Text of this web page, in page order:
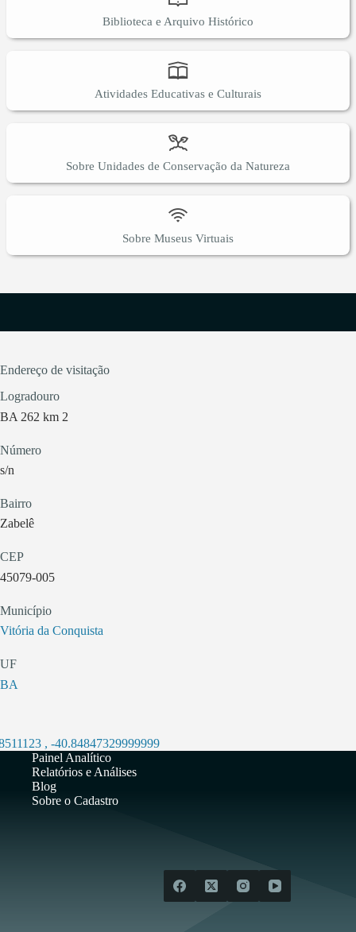
Biblioteca e Arquivo Histórico
Atividades Educativas e Culturais
Sobre Unidades de Conservação da Natureza
Sobre Museus Virtuais
Endereço de visitação
Logradouro
BA 262 km 2
Número
s/n
Bairro
Zabelê
CEP
45079-005
Município
Vitória da Conquista
UF
BA
, -40.84847329999999
Painel Analítico
Relatórios e Análises
Blog
Sobre o Cadastro